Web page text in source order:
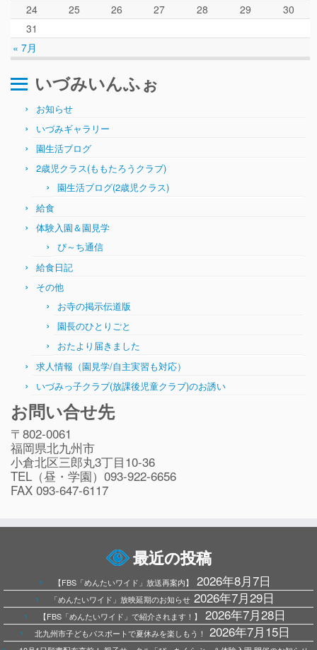
« 7月
24
25 26 27 28 29
30
31
いづみいんふぉ
お知らせ
いづみギャラリー
園生活ブログ
2歳児クラス(ももたろうクラブ)
園生活ブログ(2歳児クラス)
給食
体験入園＆園見学
ぴ～ち通信
給食日記
その他
お寺の掲示伝道版
園長のひとりごと
おたより届きました
求人情報（園見学/自主実習も対応）
いづみっ子クラブ(放課後児童クラブ)のお誘い
お問い合せ先
〒802-0061
福岡県北九州市
小倉北区三郎丸3丁目10-36
TEL（昼・学園）093-922-6656
FAX 093-647-6117
最近の投稿
【FBS「めんたいワイド」放送再案内】 2026年8月7日
「めんたいワイド」放映延期のお知らせ 2026年7月29日
【FBS「めんたいワイド」で紹介されます！】 2026年7月28日
北九州市子どもパスポートで夏休みを楽しもう！ 2026年7月15日